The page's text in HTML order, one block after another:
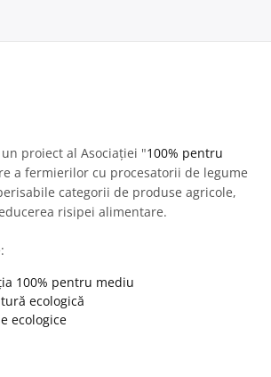
proiect al Asociației "100% pentru
a fermierilor cu procesatorii de legume
categorii de produse agricole,
risipei alimentare.
100% pentru mediu
ecologică
ecologice